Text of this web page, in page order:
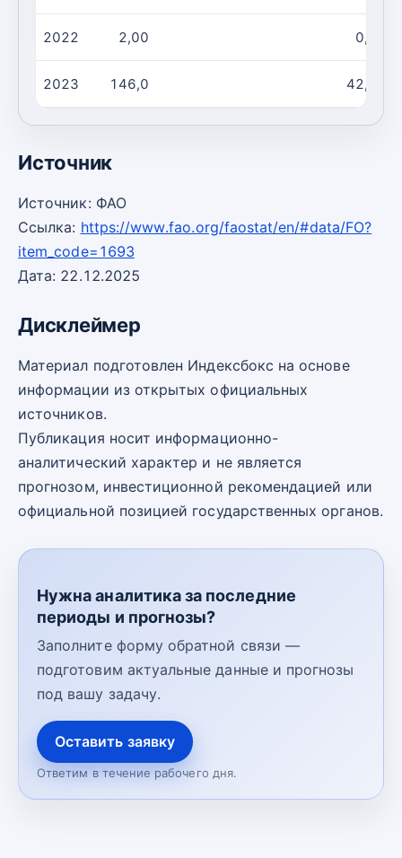
2022 2,00 0,00
2023 146,0 42,00
Источник
Источник: ФАО
Ссылка: https://www.fao.org/faostat/en/#data/FO?
item_code=1693
Дата: 22.12.2025
Дисклеймер
Материал подготовлен Индексбокс на основе
информации из открытых официальных
источников.
Публикация носит информационно-
аналитический характер и не является
прогнозом, инвестиционной рекомендацией или
официальной позицией государственных органов.
Нужна аналитика за последние
периоды и прогнозы?
Заполните форму обратной связи —
подготовим актуальные данные и прогнозы
под вашу задачу.
Оставить заявку
Ответим в течение рабочего дня.